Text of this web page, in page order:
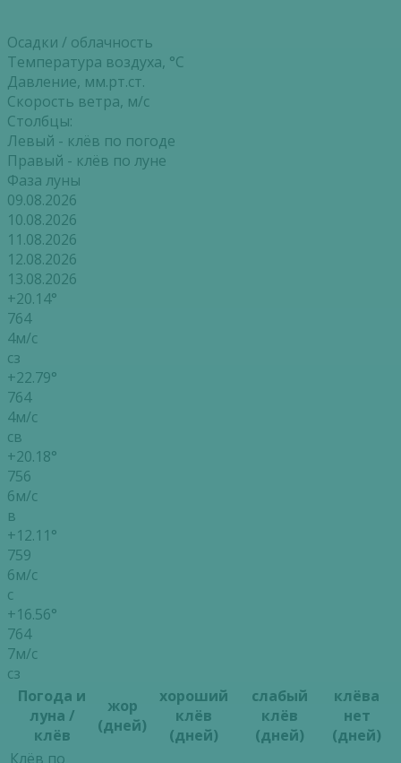
Осадки / облачность
Температура воздуха, °С
Давление, мм.рт.ст.
Скорость ветра, м/с
Столбцы:
Левый - клёв по погоде
Правый - клёв по луне
Фаза луны
09.08.2026
10.08.2026
11.08.2026
12.08.2026
13.08.2026
+20.14°
764
4м/с
сз
+22.79°
764
4м/с
св
+20.18°
756
6м/с
в
+12.11°
759
6м/с
с
+16.56°
764
7м/с
сз
Погода и
луна /
клёв
жор
(дней)
хороший
клёв
(дней)
слабый
клёв
(дней)
клёва
нет
(дней)
Клёв по